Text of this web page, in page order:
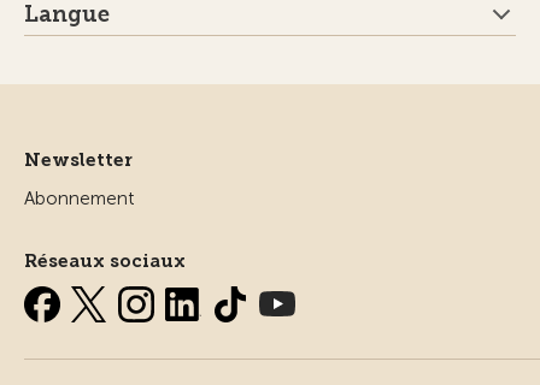
Langue
Newsletter
Abonnement
Réseaux sociaux